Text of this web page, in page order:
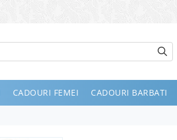
CADOURI FEMEI CADOURI BARBATI